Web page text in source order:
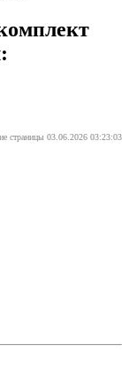
страницы 03.06.2026 03:23:03